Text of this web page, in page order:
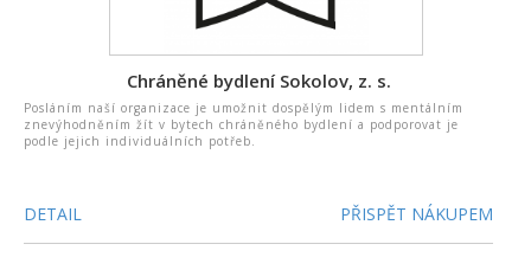
Chráněné bydlení Sokolov, z. s.
Posláním naší organizace je umožnit dospělým lidem s mentálním
znevýhodněním žít v bytech chráněného bydlení a podporovat je
podle jejich individuálních potřeb.
DETAIL PŘISPĚT NÁKUPEM